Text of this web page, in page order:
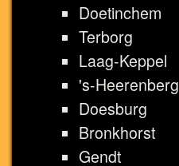
Doetinchem
Terborg
Laag-Keppel
's-Heerenberg
Doesburg
Bronkhorst
Gendt